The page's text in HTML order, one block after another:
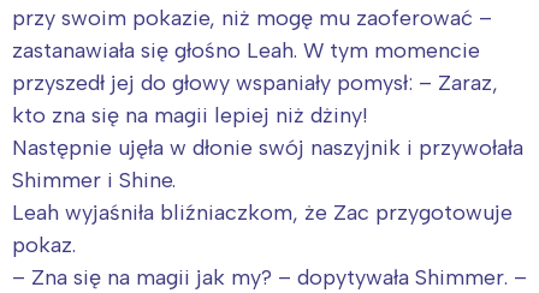
przy swoim pokazie, niż mogę mu zaoferować –
zastanawiała się głośno Leah. W tym momencie
przyszedł jej do głowy wspaniały pomysł: – Zaraz,
kto zna się na magii lepiej niż dżiny!
Następnie ujęła w dłonie swój naszyjnik i przywołała
Shimmer i Shine.
Leah wyjaśniła bliźniaczkom, że Zac przygotowuje
pokaz.
– Zna się na magii jak my? – dopytywała Shimmer. –